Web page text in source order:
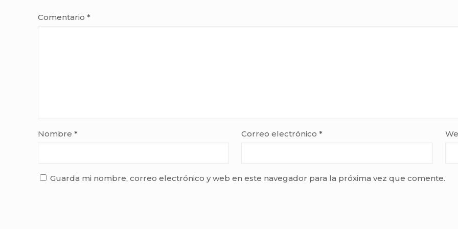
Comentario *
Nombre * Correo electrónico*
Guarda mi nombre, correo electrónico y web en este navegador para la próxima vez que comente.